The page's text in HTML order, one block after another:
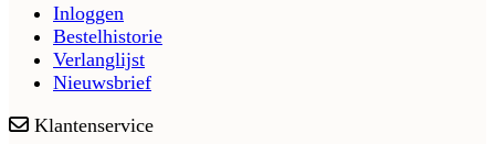
Inloggen
Bestelhistorie
Verlanglijst
Nieuwsbrief
Klantenservice